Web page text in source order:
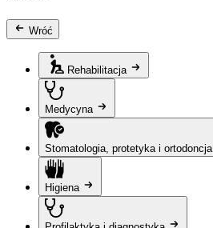
Wróć
Rehabilitacja
Medycyna
Stomatologia, protetyka i ortodoncja
Higiena